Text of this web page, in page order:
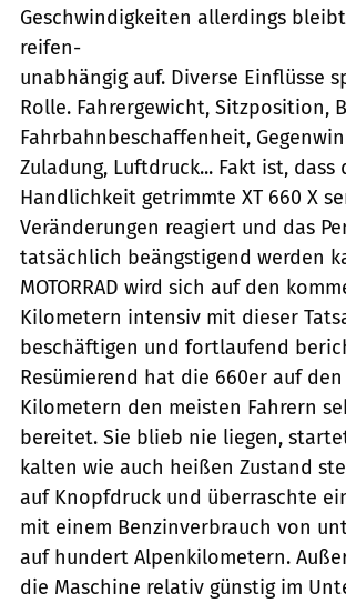
Geschwindigkeiten allerdings
reifen-
unabhängig auf. Diverse Einflüsse
Rolle. Fahrergewicht, Sitzposition,
Fahrbahnbeschaffenheit,
Zuladung, Luftdruck... Fakt ist, dass
Handlichkeit getrimmte XT 660 X
Veränderungen reagiert und das
tatsächlich beängstigend werden
MOTORRAD wird sich auf den
Kilometern intensiv mit dieser
beschäftigen und fortlaufend
Resümierend hat die 660er auf den
Kilometern den meisten Fahrern
bereitet. Sie blieb nie liegen,
kalten wie auch heißen Zustand
auf Knopfdruck und überraschte
mit einem Benzinverbrauch von
auf hundert Alpenkilometern.
die Maschine relativ günstig im